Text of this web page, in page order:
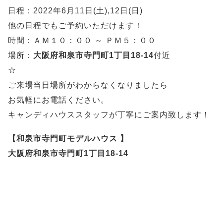
日程：2022年6月11日(土),12日(日)
他の日程でもご予約いただけます！
時間：ＡＭ１０：００ ～ ＰＭ５：００
場所： 大阪府和泉市寺門町1丁目18-14付近
☆
ご来場当日場所がわからなくなりましたら
お気軽にお電話ください。
キャンディハウススタッフが丁寧にご案内致します！
【和泉市寺門町モデルハウス 】
大阪府和泉市寺門町1丁目18-14